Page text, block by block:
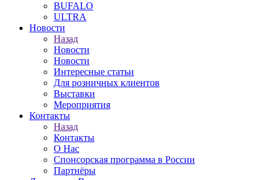
BUFALO
ULTRA
Новости
Назад
Новости
Новости
Интересные статьи
Для розничных клиентов
Выставки
Мероприятия
Контакты
Назад
Контакты
О Нас
Спонсорская программа в России
Партнёры